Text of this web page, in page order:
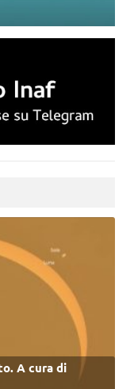
A cura di